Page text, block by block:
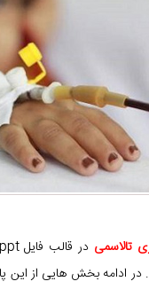
تالاسمی در قالب فایل ppt با
ادامه بخش هایی از این